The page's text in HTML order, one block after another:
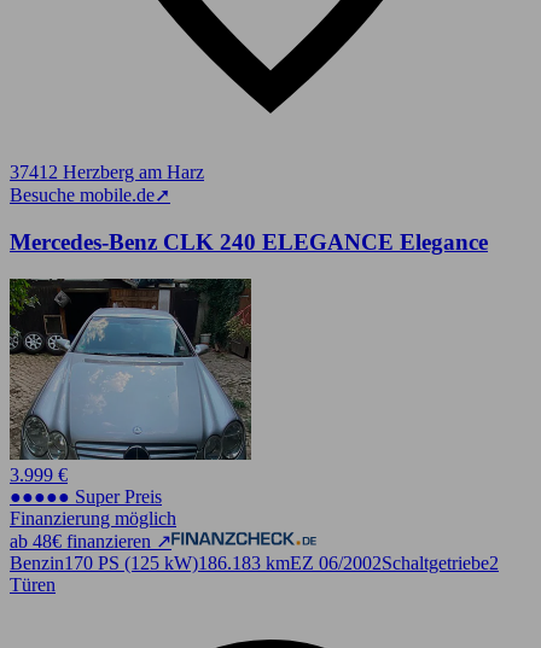
37412 Herzberg am Harz
Besuche mobile.de➚
Mercedes-Benz CLK 240 ELEGANCE Elegance
3.999 €
●●●●● Super Preis
Finanzierung möglich
ab 48€ finanzieren ↗
Benzin170 PS (125 kW)186.183 kmEZ 06/2002Schaltgetriebe2
Türen